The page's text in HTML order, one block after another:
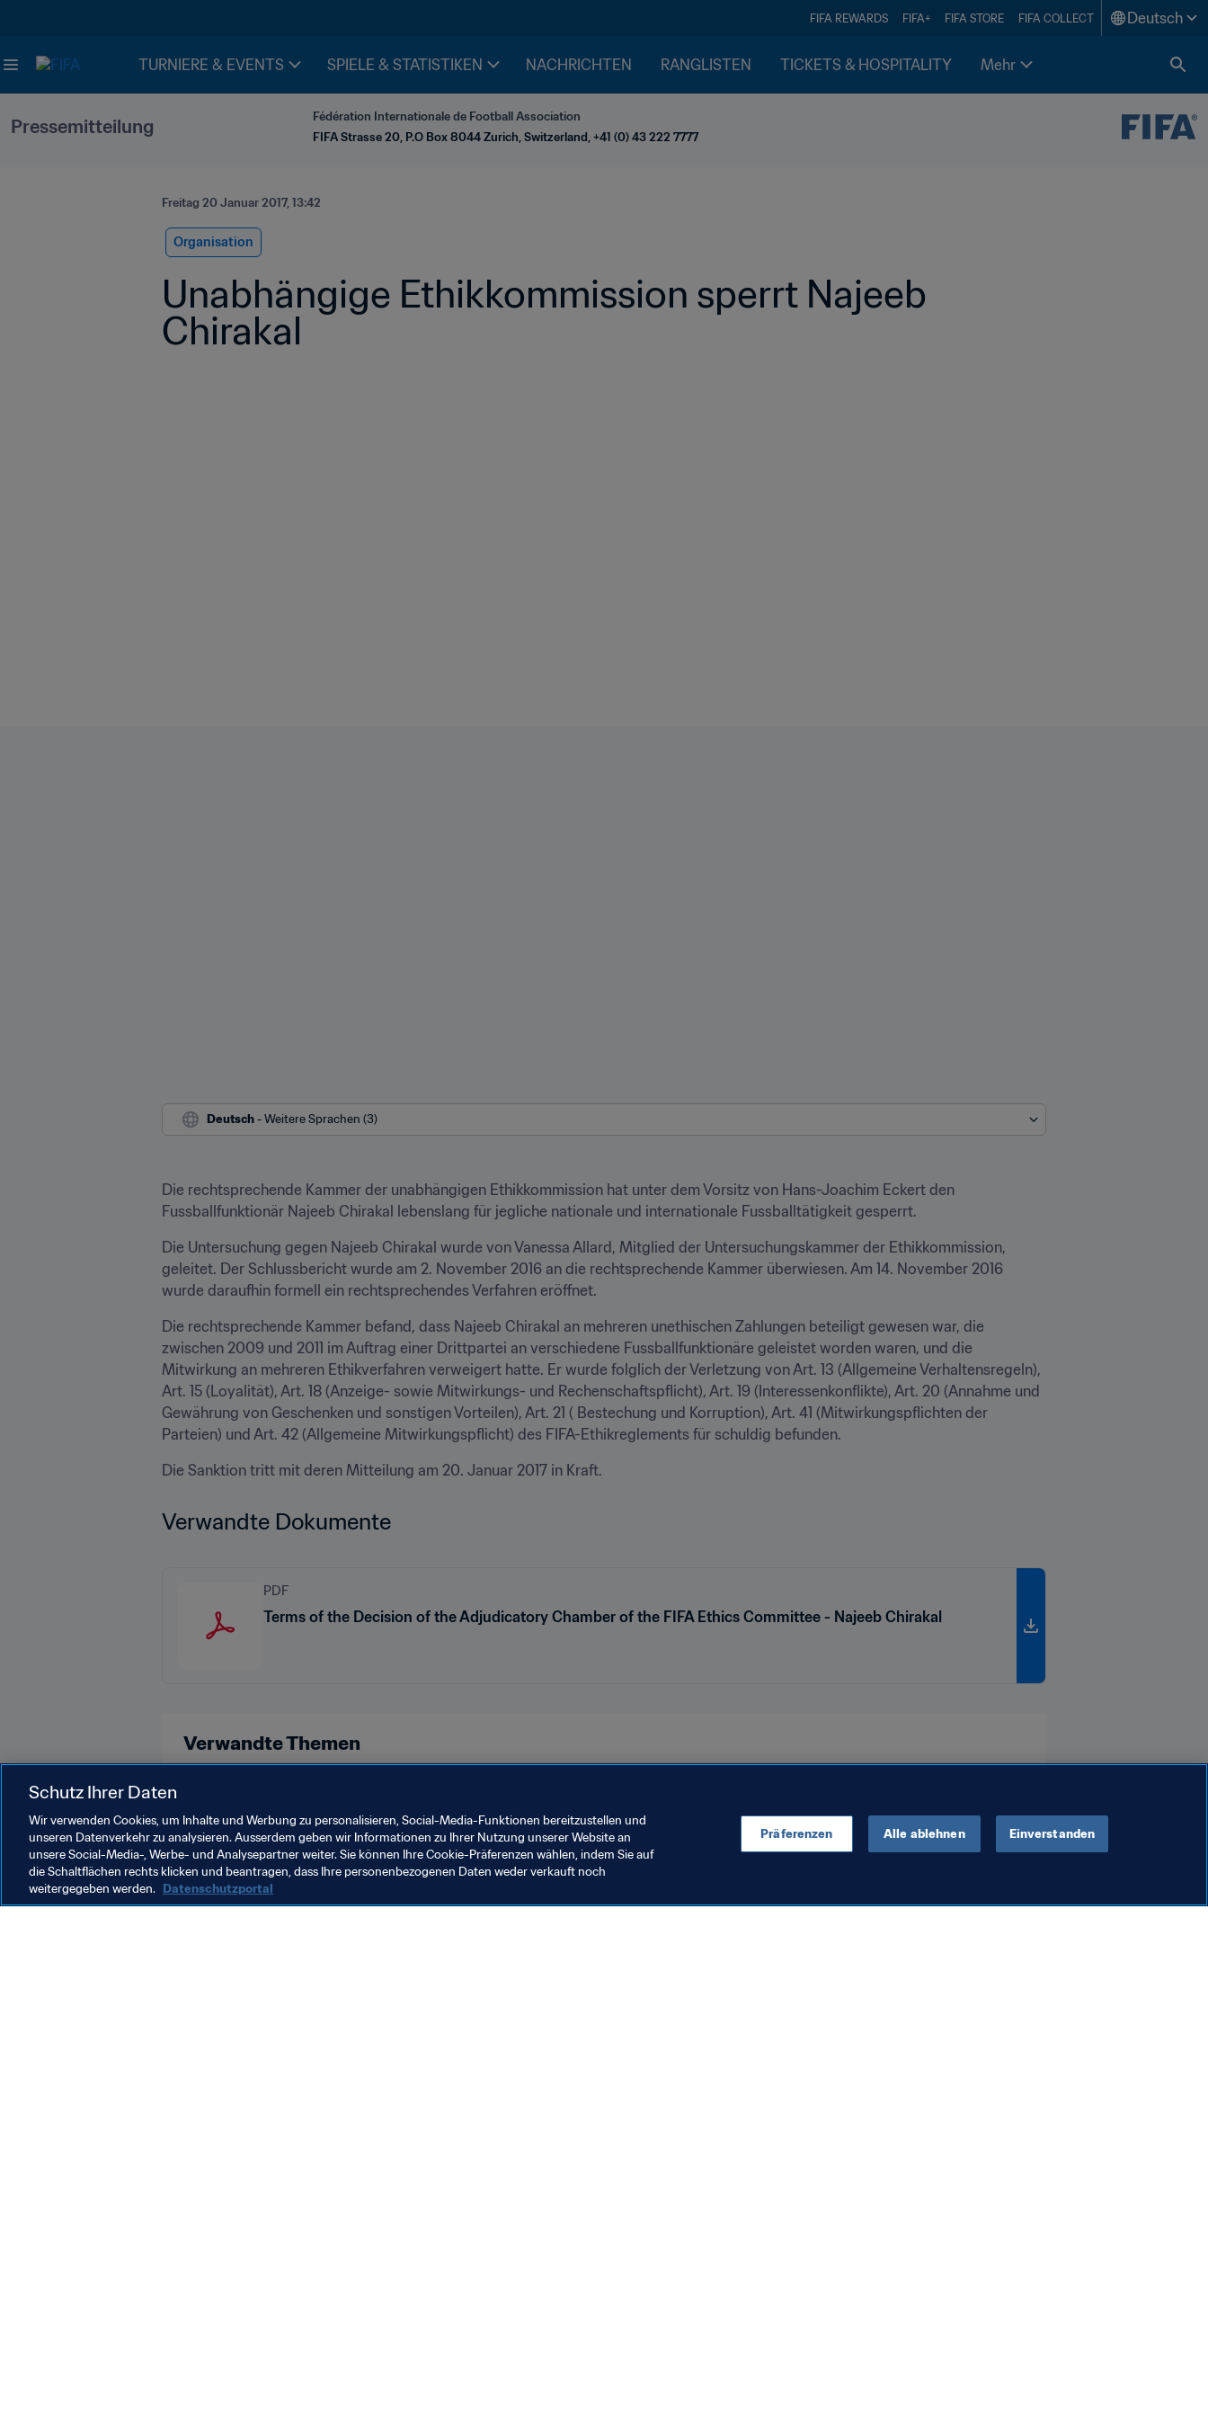
FIFA REWARDS FIFA+ FIFA STORE FIFA COLLECT Deutsch
TURNIERE & EVENTS SPIELE & STATISTIKEN NACHRICHTEN RANGLISTEN TICKETS & HOSPITALITY Mehr
Pressemitteilung
Fédération Internationale de Football Association
FIFA Strasse 20, P.O Box 8044 Zurich, Switzerland, +41 (0) 43 222 7777
Freitag 20 Januar 2017, 13:42
Organisation
Unabhängige Ethikkommission sperrt Najeeb
Chirakal
Deutsch - Weitere Sprachen (3)
Die rechtsprechende Kammer der unabhängigen Ethikkommission hat unter dem Vorsitz von Hans-Joachim Eckert den
Fussballfunktionär Najeeb Chirakal lebenslang für jegliche nationale und internationale Fussballtätigkeit gesperrt.
Die Untersuchung gegen Najeeb Chirakal wurde von Vanessa Allard, Mitglied der Untersuchungskammer der Ethikkommission,
geleitet. Der Schlussbericht wurde am 2. November 2016 an die rechtsprechende Kammer überwiesen. Am 14. November 2016
wurde daraufhin formell ein rechtsprechendes Verfahren eröffnet.
Die rechtsprechende Kammer befand, dass Najeeb Chirakal an mehreren unethischen Zahlungen beteiligt gewesen war, die
zwischen 2009 und 2011 im Auftrag einer Drittpartei an verschiedene Fussballfunktionäre geleistet worden waren, und die
Mitwirkung an mehreren Ethikverfahren verweigert hatte. Er wurde folglich der Verletzung von Art. 13 (Allgemeine Verhaltensregeln),
Art. 15 (Loyalität), Art. 18 (Anzeige- sowie Mitwirkungs- und Rechenschaftspflicht), Art. 19 (Interessenkonflikte), Art. 20 (Annahme und
Gewährung von Geschenken und sonstigen Vorteilen), Art. 21 ( Bestechung und Korruption), Art. 41 (Mitwirkungspflichten der
Parteien) und Art. 42 (Allgemeine Mitwirkungspflicht) des FIFA-Ethikreglements für schuldig befunden.
Die Sanktion tritt mit deren Mitteilung am 20. Januar 2017 in Kraft.
Verwandte Dokumente
PDF
Terms of the Decision of the Adjudicatory Chamber of the FIFA Ethics Committee - Najeeb Chirakal
Verwandte Themen
Schutz Ihrer Daten
Wir verwenden Cookies, um Inhalte und Werbung zu personalisieren, Social-Media-Funktionen bereitzustellen und
unseren Datenverkehr zu analysieren. Ausserdem geben wir Informationen zu Ihrer Nutzung unserer Website an
unsere Social-Media-, Werbe- und Analysepartner weiter. Sie können Ihre Cookie-Präferenzen wählen, indem Sie auf
die Schaltflächen rechts klicken und beantragen, dass Ihre personenbezogenen Daten weder verkauft noch
weitergegeben werden. Datenschutzportal
Präferenzen Alle ablehnen Einverstanden